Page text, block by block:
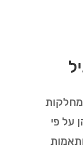
מחלקות
על פי